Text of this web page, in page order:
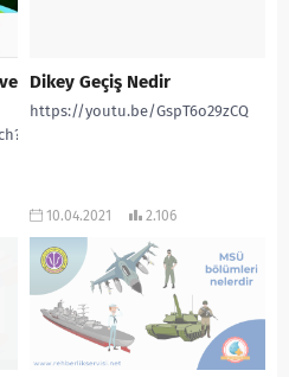
Dikey Geçiş Nedir
https://youtu.be/GspT6o29zCQ
10.04.2021 2.106